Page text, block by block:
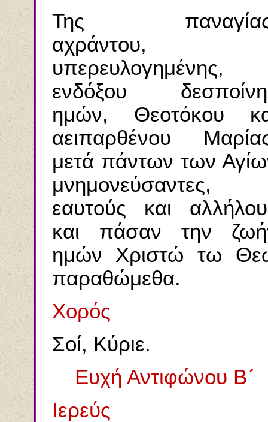
Της
αχράντου,
υπερευλογημένης,
ενδόξου
ημών, Θεοτόκου
αειπαρθένου
μετά πάντων των
μνημονεύσαντες,
εαυτούς και
και πάσαν την
ημών Χριστώ τω
παραθώμεθα.
Χορός
Σοί, Κύριε.
Ευχή Αντιφώνου Β´
Ιερεύς